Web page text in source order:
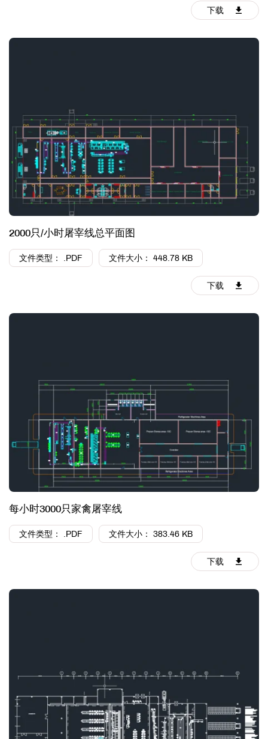
下载
2000只/小时屠宰线总平面图
文件类型： .PDF 文件大小： 448.78 KB
下载
每小时3000只家禽屠宰线
文件类型： .PDF 文件大小： 383.46 KB
下载